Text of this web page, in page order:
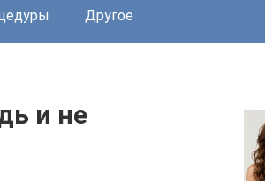
Другое
и не